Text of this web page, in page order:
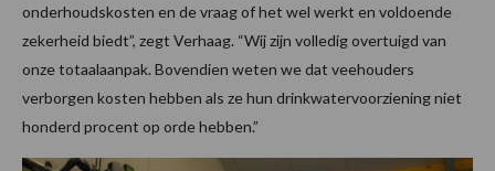
onderhoudskosten en de vraag of het wel werkt en voldoende
zekerheid biedt”, zegt Verhaag. “Wij zijn volledig overtuigd van
onze totaalaanpak. Bovendien weten we dat veehouders
verborgen kosten hebben als ze hun drinkwatervoorziening niet
honderd procent op orde hebben.”